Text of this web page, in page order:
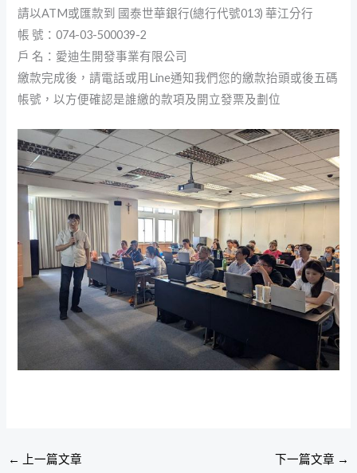
請以ATM或匯款到 國泰世華銀行(總行代號013) 華江分行
帳 號：074-03-500039-2
戶 名：愛迪生開發事業有限公司
繳款完成後，請電話或用Line通知我們您的繳款抬頭或後五碼
帳號，以方便確認是誰繳的款項及開立發票及劃位
← 上一篇文章 下一篇文章 →